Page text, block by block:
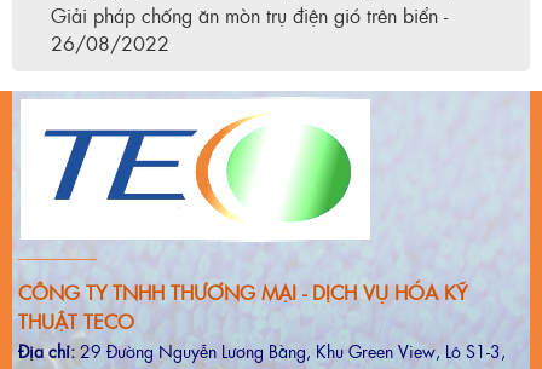
Giải pháp chống ăn mòn trụ điện gió trên biển -
26/08/2022
CÔNG TY TNHH THƯƠNG MẠI - DỊCH VỤ HÓA KỸ
THUẬT TECO
Địa chỉ: 29 Đường Nguyễn Lương Bằng, Khu Green View, Lô S1-3,